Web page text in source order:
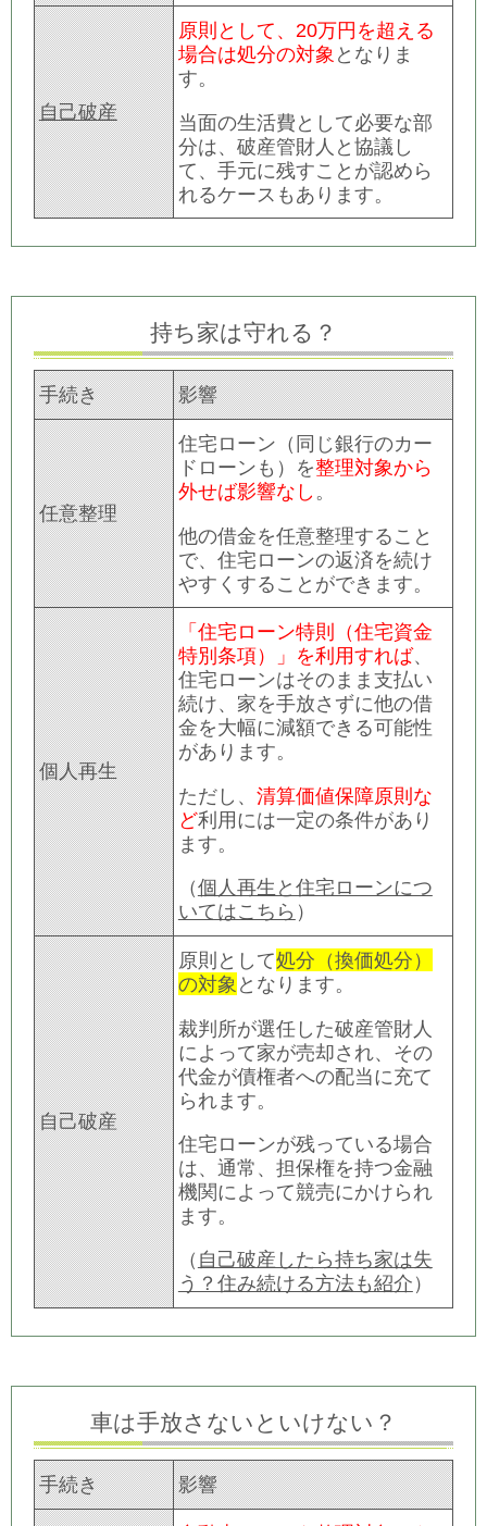
自己破産
原則として、20万円を超える
場合は処分の対象となりま
す。
当面の生活費として必要な部
分は、破産管財人と協議し
て、手元に残すことが認めら
れるケースもあります。
持ち家は守れる？
手続き 影響
任意整理
住宅ローン（同じ銀行のカー
ドローンも）を整理対象から
外せば影響なし。
他の借金を任意整理すること
で、住宅ローンの返済を続け
やすくすることができます。
個人再生
「住宅ローン特則（住宅資金
特別条項）」を利用すれば、
住宅ローンはそのまま支払い
続け、家を手放さずに他の借
金を大幅に減額できる可能性
があります。
ただし、 清算価値保障原則な
ど利用には一定の条件があり
ます。
（個人再生と住宅ローンにつ
いてはこちら ）
自己破産
原則として処分（換価処分）
の対象となります。
裁判所が選任した破産管財人
によって家が売却され、その
代金が債権者への配当に充て
られます。
住宅ローンが残っている場合
は、通常、担保権を持つ金融
機関によって競売にかけられ
ます。
（ 自己破産したら持ち家は失
う？住み続ける方法も紹介）
車は手放さないといけない？
手続き 影響